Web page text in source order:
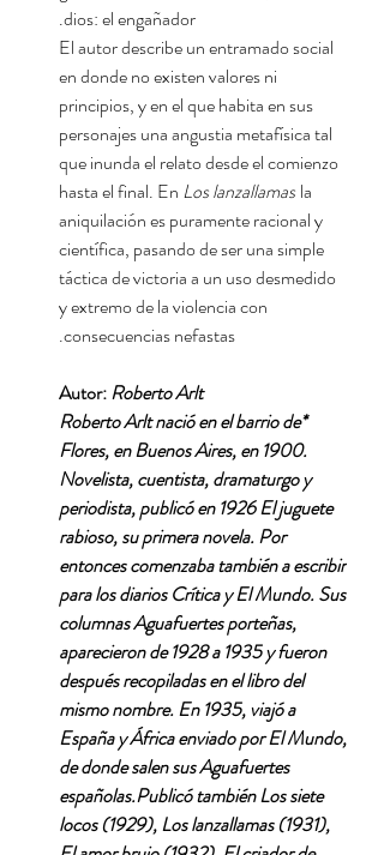
dios: el engañador.
El autor describe un entramado social
en donde no existen valores ni
principios, y en el que habita en sus
personajes una angustia metafísica tal
que inunda el relato desde el comienzo
hasta el final. En Los lanzallamas la
aniquilación es puramente racional y
científica, pasando de ser una simple
táctica de victoria a un uso desmedido
y extremo de la violencia con
consecuencias nefastas.
Autor:Roberto Arlt
*Roberto Arlt nació en el barrio de
Flores, en Buenos Aires, en 1900.
Novelista, cuentista, dramaturgo y
periodista, publicó en 1926 El juguete
rabioso, su primera novela. Por
entonces comenzaba también a escribir
para los diarios Crítica y El Mundo. Sus
columnas Aguafuertes porteñas,
aparecieron de 1928 a 1935 y fueron
después recopiladas en el libro del
mismo nombre. En 1935, viajó a
España y África enviado por El Mundo,
de donde salen sus Aguafuertes
españolas.Publicó también Los siete
locos (1929), Los lanzallamas (1931),